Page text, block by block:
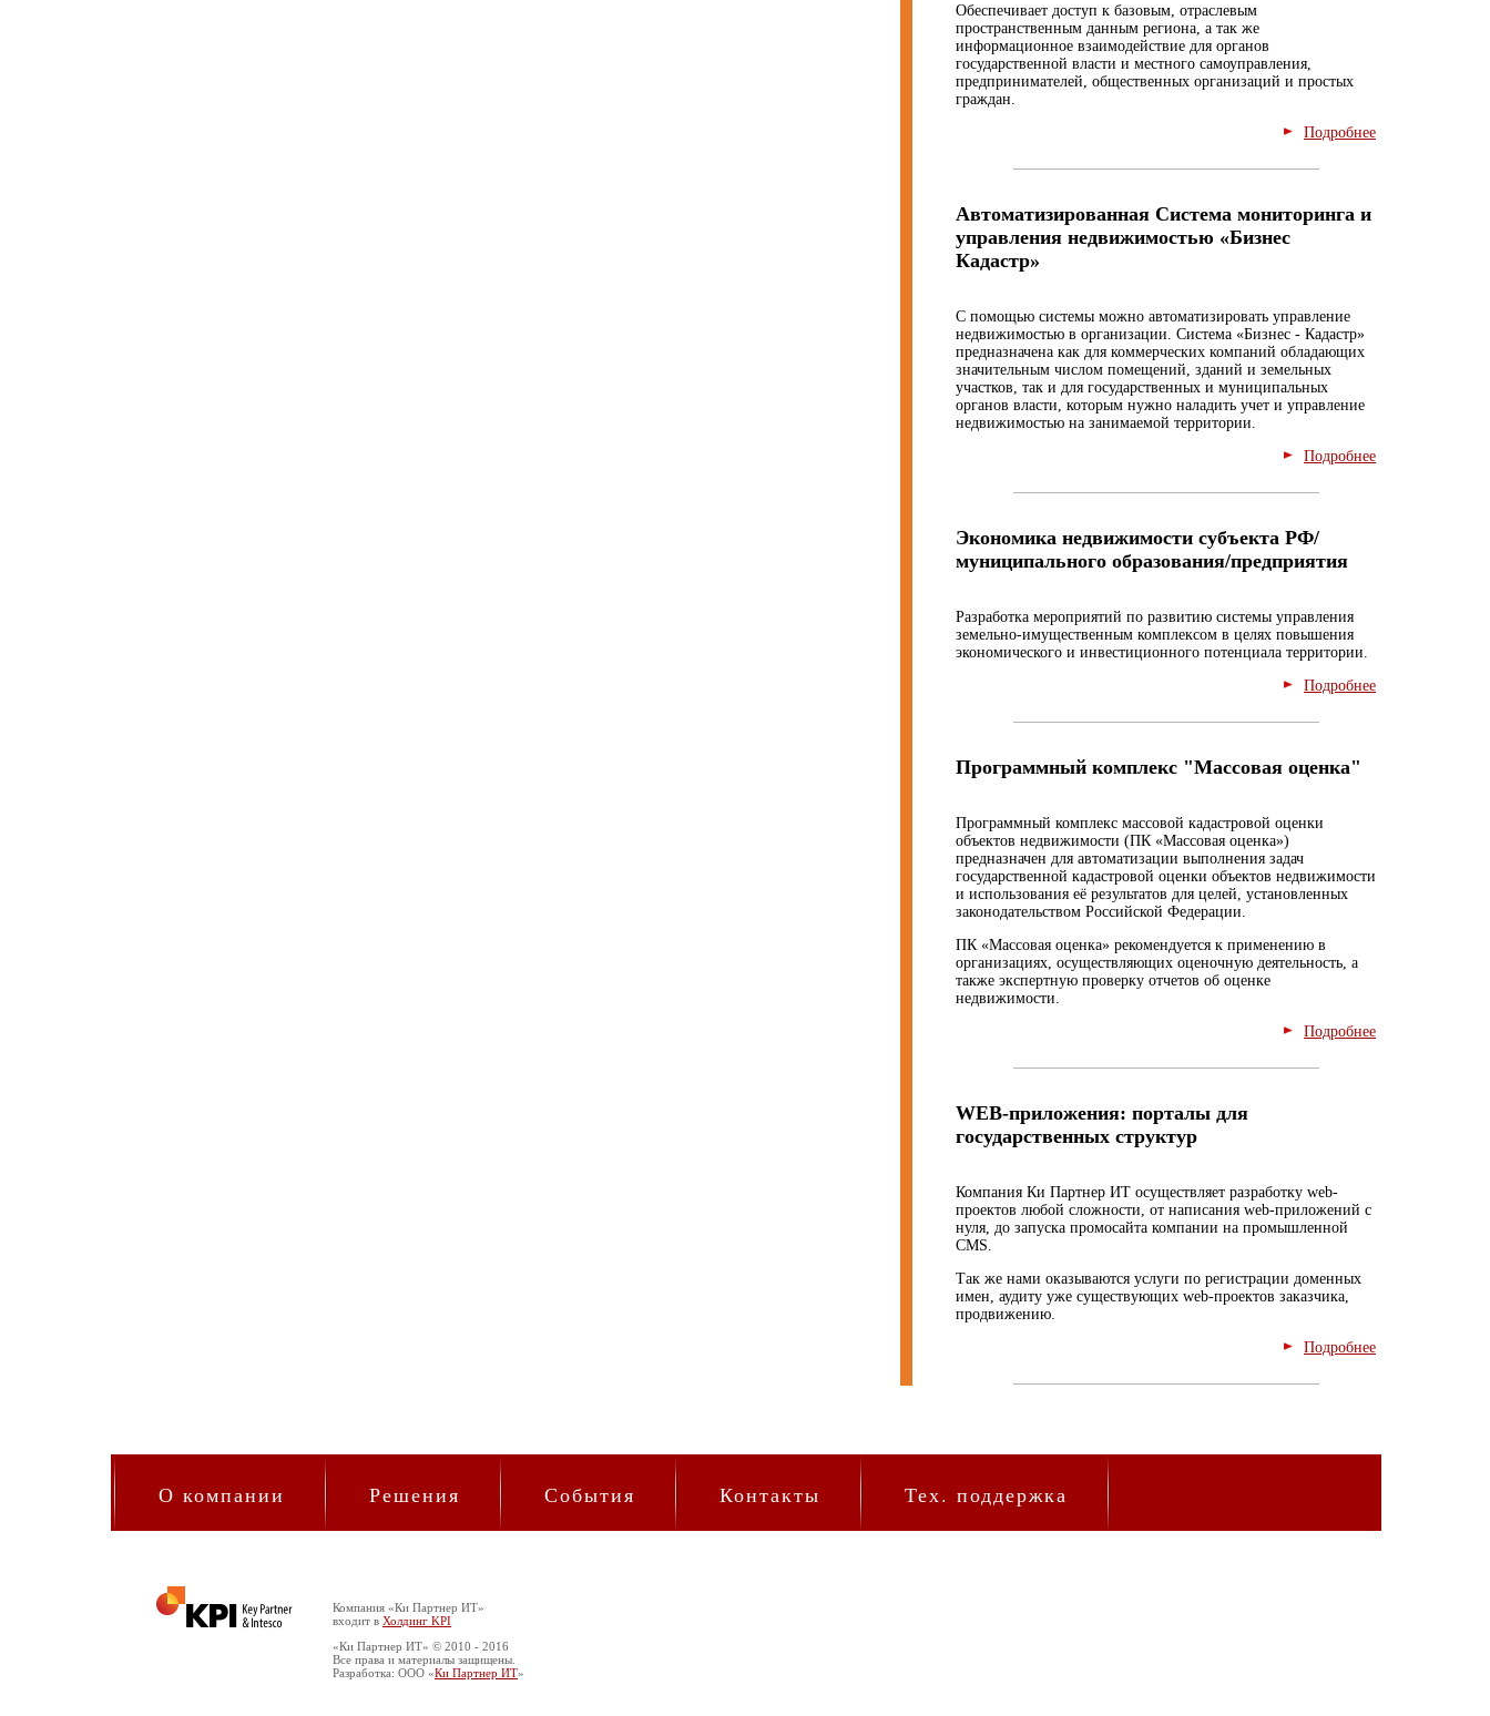
Обеспечивает доступ к базовым, отраслевым
пространственным данным региона, а так же
информационное взаимодействие для органов
государственной власти и местного самоуправления,
предпринимателей, общественных организаций и простых
граждан.
Подробнее
Автоматизированная Система мониторинга и
управления недвижимостью «Бизнес
Кадастр»
С помощью системы можно автоматизировать управление
недвижимостью в организации. Система «Бизнес - Кадастр»
предназначена как для коммерческих компаний обладающих
значительным числом помещений, зданий и земельных
участков, так и для государственных и муниципальных
органов власти, которым нужно наладить учет и управление
недвижимостью на занимаемой территории.
Подробнее
Экономика недвижимости субъекта РФ/
муниципального образования/предприятия
Разработка мероприятий по развитию системы управления
земельно-имущественным комплексом в целях повышения
экономического и инвестиционного потенциала территории.
Подробнее
Программный комплекс "Массовая оценка"
Программный комплекс массовой кадастровой оценки
объектов недвижимости (ПК «Массовая оценка»)
предназначен для автоматизации выполнения задач
государственной кадастровой оценки объектов недвижимости
и использования её результатов для целей, установленных
законодательством Российской Федерации.
ПК «Массовая оценка» рекомендуется к применению в
организациях, осуществляющих оценочную деятельность, а
также экспертную проверку отчетов об оценке
недвижимости.
Подробнее
WEB-приложения: порталы для
государственных структур
Компания Ки Партнер ИТ осуществляет разработку web-
проектов любой сложности, от написания web-приложений с
нуля, до запуска промосайта компании на промышленной
CMS.
Так же нами оказываются услуги по регистрации доменных
имен, аудиту уже существующих web-проектов заказчика,
продвижению.
Подробнее
О компании Решения События Контакты Тех. поддержка
Компания «Ки Партнер ИТ»
входит в Холдинг KPI
«Ки Партнер ИТ» © 2010 - 2016
Все права и материалы защищены.
Разработка: ООО «Ки Партнер ИТ»